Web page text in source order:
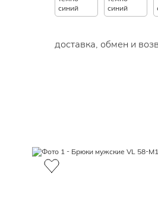
доставка, обмен и